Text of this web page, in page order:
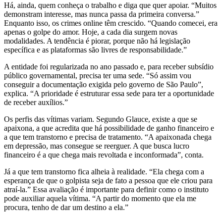
Há, ainda, quem conheça o trabalho e diga que quer apoiar. “Muitos
demonstram interesse, mas nunca passa da primeira conversa.”
Enquanto isso, os crimes online têm crescido. “Quando comecei, era
apenas o golpe do amor. Hoje, a cada dia surgem novas
modalidades. A tendência é piorar, porque não há legislação
específica e as plataformas são livres de responsabilidade.”
A entidade foi regularizada no ano passado e, para receber subsídio
público governamental, precisa ter uma sede. “Só assim vou
conseguir a documentação exigida pelo governo de São Paulo”,
explica. “A prioridade é estruturar essa sede para ter a oportunidade
de receber auxílios.”
Os perfis das vítimas variam. Segundo Glauce, existe a que se
apaixona, a que acredita que há possibilidade de ganho financeiro e
a que tem transtorno e precisa de tratamento. “A apaixonada chega
em depressão, mas consegue se reerguer. A que busca lucro
financeiro é a que chega mais revoltada e inconformada”, conta.
Já a que tem transtorno fica alheia à realidade. “Ela chega com a
esperança de que o golpista seja de fato a pessoa que ele criou para
atraí-la.” Essa avaliação é importante para definir como o instituto
pode auxiliar aquela vítima. “A partir do momento que ela me
procura, tenho de dar um destino a ela.”